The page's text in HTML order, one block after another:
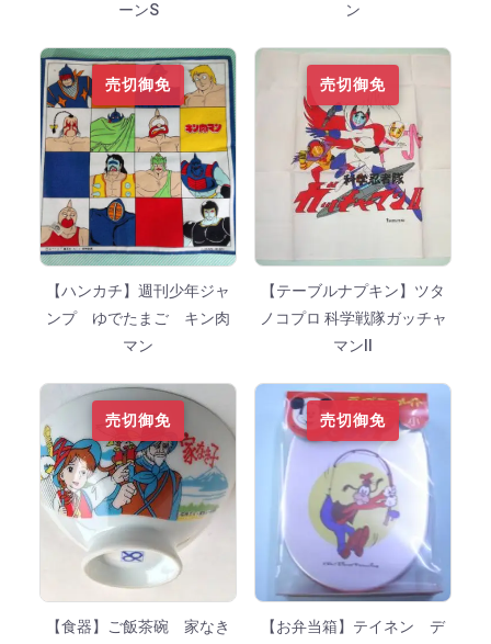
ーンS
ン
売切御免
【ハンカチ】週刊少年ジャ
ンプ ゆでたまご キン肉
マン
売切御免
【テーブルナプキン】ツタ
ノコプロ 科学戦隊ガッチャ
マンⅡ
売切御免
【食器】ご飯茶碗 家なき
売切御免
【お弁当箱】テイネン デ